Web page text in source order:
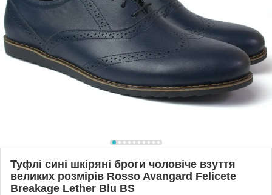
Туфлі сині шкіряні броги чоловіче взуття
великих розмірів Rosso Avangard Felicete
Breakage Lether Blu BS